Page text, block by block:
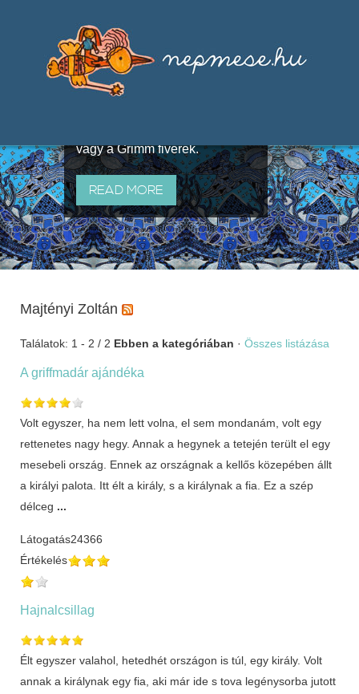
útján terjedő elbeszélésekből,
melyeket olyan ismert gyűjtők
állítottak össze, mint Benedek
vagy a Grimm fivérek.
READ MORE
Majtényi Zoltán
Találatok: 1 - 2 / 2 Ebben a kategóriában · Összes listázása
A griffmadár ajándéka
Volt egyszer, ha nem lett volna, el sem mondanám, volt egy
rettenetes nagy hegy. Annak a hegynek a tetején terült el egy
mesebeli ország. Ennek az országnak a kellős közepében állt
a királyi palota. Itt élt a király, s a királynak a fia. Ez a szép
délceg ...
Látogatás24366
Értékelés
Hajnalcsillag
Élt egyszer valahol, hetedhét országon is túl, egy király. Volt
annak a királynak egy fia, aki már ide s tova legénysorba jutott